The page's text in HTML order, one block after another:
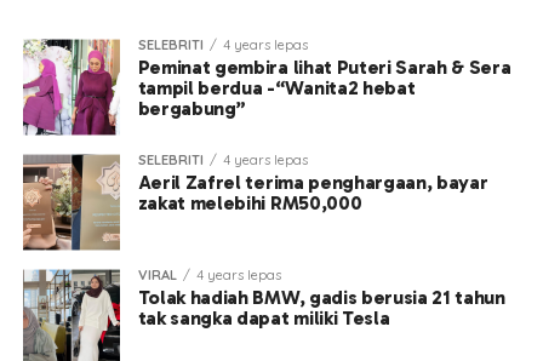
SELEBRITI 4 years lepas
Peminat gembira lihat Puteri Sarah & Sera
tampil berdua -“Wanita2 hebat
bergabung”
SELEBRITI 4 years lepas
Aeril Zafrel terima penghargaan, bayar
zakat melebihi RM50,000
VIRAL 4 years lepas
Tolak hadiah BMW, gadis berusia 21 tahun
tak sangka dapat miliki Tesla